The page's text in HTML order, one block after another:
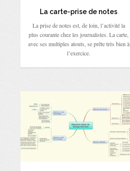
La carte-prise de notes
La prise de notes est, de loin, l’activité la
plus courante chez les journalistes. La carte,
avec ses multiples atouts, se prête très bien à
l’exercice.